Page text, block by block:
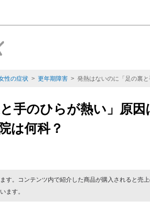
性の症状 > 更年期障害 > 発熱はないのに「足の裏
手のひらが熱い」原因
は何科？
す。コンテンツ内で紹介した商品が購入されると売
ます。